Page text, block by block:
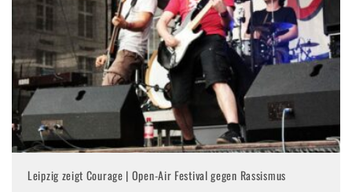
Leipzig zeigt Courage | Open-Air Festival gegen Rassismus